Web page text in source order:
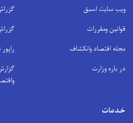
ویب سایت اسبق
قوانین ومقررات
مجله اقتصاد وانکشاف
در باره وزارت
خدمات